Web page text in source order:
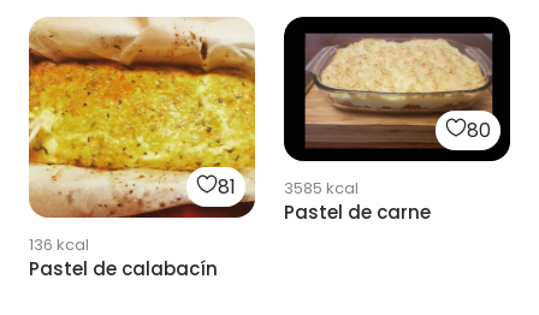
81
136 kcal
Pastel de calabacín
80
3585 kcal
Pastel de carne